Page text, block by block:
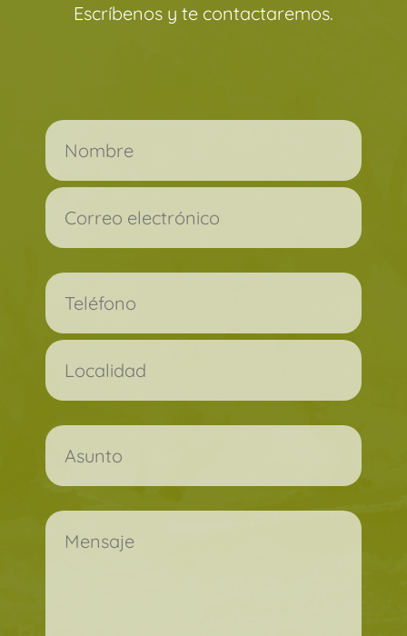
Escríbenos y te contactaremos.
Por favor, deja este campo vacío.